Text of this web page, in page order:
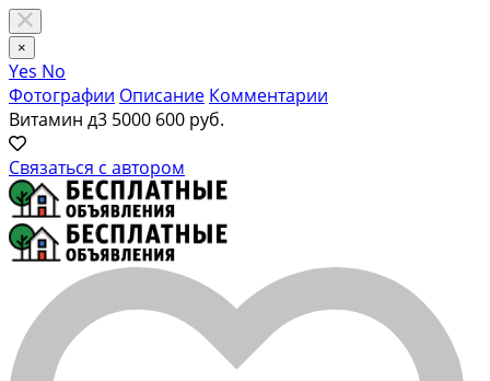
×
Yes No
Фотографии Описание Комментарии
Витамин д3 5000 600 руб.
Связаться с автором